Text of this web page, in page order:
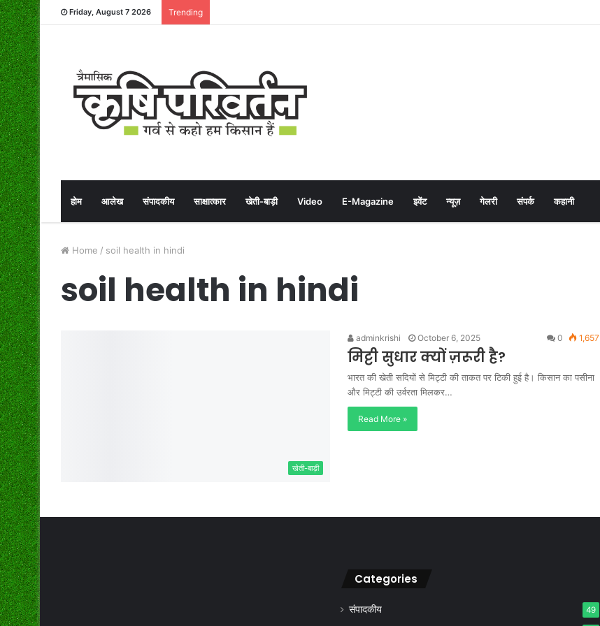
Friday, August 7 2026 Trending
होम आलेख संपादकीय साक्षात्कार खेती-बाड़ी Video E-Magazine इवेंट न्यूज़ गेलरी संपर्क कहानी
Home / soil health in hindi
soil health in hindi
खेती-बाड़ी
adminkrishi October 6, 2025 0 1,657
मिट्टी सुधार क्यों ज़रूरी है?
भारत की खेती सदियों से मिट्टी की ताकत पर टिकी हुई है। किसान का पसीना
और मिट्टी की उर्वरता मिलकर…
Read More »
Categories
संपादकीय 49